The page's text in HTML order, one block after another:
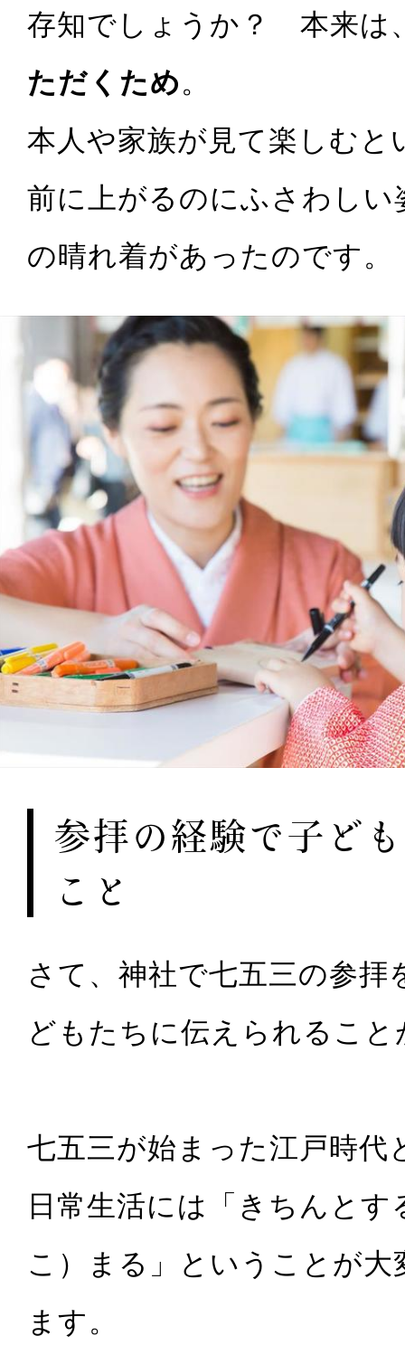
存知でしょうか？ 本来は
ただくため。
本人や家族が見て楽しむ
前に上がるのにふさわし
の晴れ着があったのです。
参拝の経験で子ど
こと
さて、神社で七五三の参
どもたちに伝えられるこ
七五三が始まった江戸時代
日常生活には「きちんと
こ）まる」ということが
ます。